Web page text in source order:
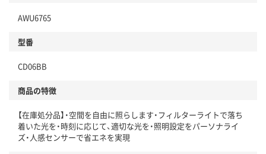
AWU6765
型番
CD06BB
商品の特徴
【在庫処分品】・空間を自由に照らします・フィルターライトで落ち
着いた光を・時刻に応じて、適切な光を・照明設定をパーソナライ
ズ・人感センサーで省エネを実現